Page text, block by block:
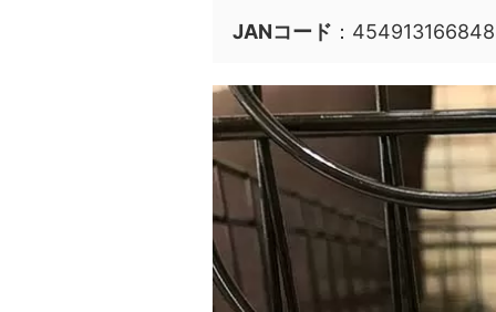
JANコード ：